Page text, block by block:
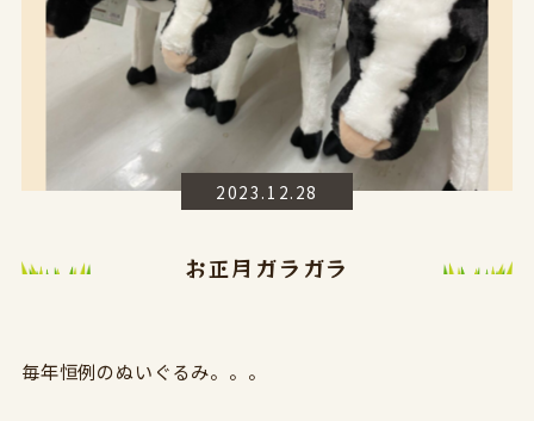
2023.12.28
お正月ガラガラ
毎年恒例のぬいぐるみ。。。